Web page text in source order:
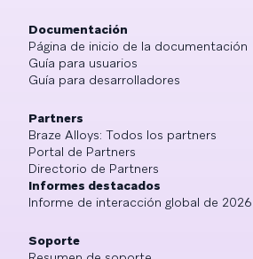
Documentación
Página de inicio de la documentación
Guía para usuarios
Guía para desarrolladores
Partners
Braze Alloys: Todos los partners
Portal de Partners
Directorio de Partners
Informes destacados
Informe de interacción global de 2026
Soporte